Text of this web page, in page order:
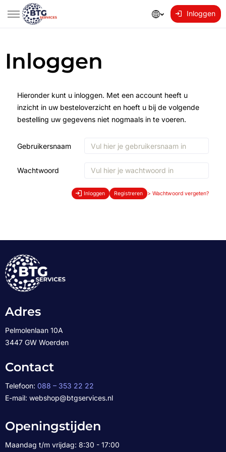
Inloggen
Inloggen
Hieronder kunt u inloggen. Met een account heeft u
inzicht in uw besteloverzicht en hoeft u bij de volgende
bestelling uw gegevens niet nogmaals in te voeren.
Gebruikersnaam
Wachtwoord
Inloggen Registreren > Wachtwoord vergeten?
Adres
Pelmolenlaan 10A
3447 GW Woerden
Contact
Telefoon: 088 – 353 22 22
E-mail: webshop@btgservices.nl
Openingstijden
Maandag t/m vrijdag: 8:30 - 17:00